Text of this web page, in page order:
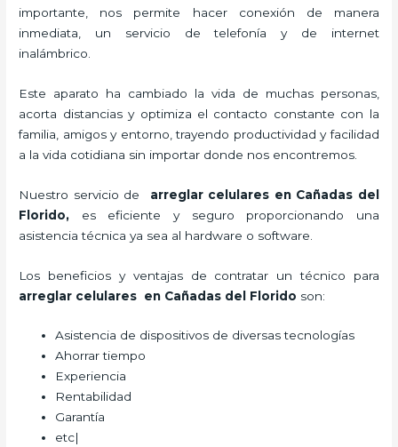
importante, nos permite hacer conexión de manera
inmediata, un servicio de telefonía y de internet
inalámbrico.
Este aparato ha cambiado la vida de muchas personas,
acorta distancias y optimiza el contacto constante con la
familia, amigos y entorno, trayendo productividad y facilidad
a la vida cotidiana sin importar donde nos encontremos.
Nuestro servicio de arreglar celulares en Cañadas del
Florido, es eficiente y seguro proporcionando una
asistencia técnica ya sea al hardware o software.
Los beneficios y ventajas de contratar un técnico para
arreglar celulares en Cañadas del Florido son:
Asistencia de dispositivos de diversas tecnologías
Ahorrar tiempo
Experiencia
Rentabilidad
Garantía
etc|